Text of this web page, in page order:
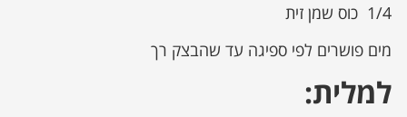
1/4 כוס שמן זית
מים פושרים לפי ספיגה עד שהבצק רך
למלית: